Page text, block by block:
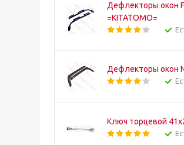
Дефлекторы окон
=KITATOMO=
Дефлекторы окон
Ключ торцевой